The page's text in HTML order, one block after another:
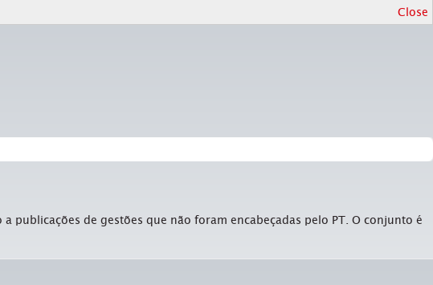
Close
de gestões que não foram encabeçadas pelo PT. O conjunto é